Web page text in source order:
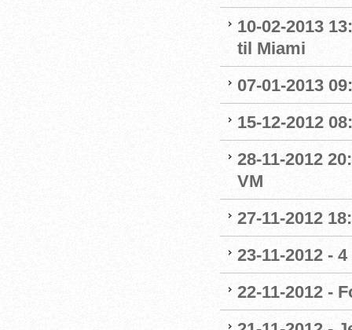
10-02-2013
til Miami
07-01-2013
15-12-2012
28-11-2012
VM
27-11-2012
23-11-2012 -
22-11-2012 -